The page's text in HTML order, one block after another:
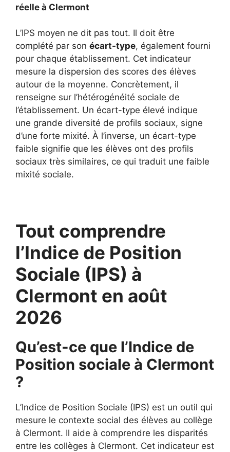
réelle à Clermont
L’IPS moyen ne dit pas tout. Il doit être
complété par son écart-type, également fourni
pour chaque établissement. Cet indicateur
mesure la dispersion des scores des élèves
autour de la moyenne. Concrètement, il
renseigne sur l’hétérogénéité sociale de
l’établissement. Un écart-type élevé indique
une grande diversité de profils sociaux, signe
d’une forte mixité. À l’inverse, un écart-type
faible signifie que les élèves ont des profils
sociaux très similaires, ce qui traduit une faible
mixité sociale.
Tout comprendre
l’Indice de Position
Sociale (IPS) à
Clermont en août
2026
Qu’est-ce que l’Indice de
Position sociale à Clermont
?
L’Indice de Position Sociale (IPS) est un outil qui
mesure le contexte social des élèves au collège
à Clermont. Il aide à comprendre les disparités
entre les collèges à Clermont. Cet indicateur est